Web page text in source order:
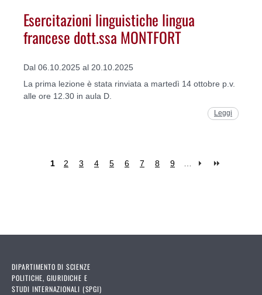
Esercitazioni linguistiche lingua
francese dott.ssa MONTFORT
Dal 06.10.2025 al 20.10.2025
La prima lezione è stata rinviata a martedì 14 ottobre p.v.
alle ore 12.30 in aula D.
Leggi
1 2 3 4 5 6 7 8 9
DIPARTIMENTO DI SCIENZE
POLITICHE, GIURIDICHE E
STUDI INTERNAZIONALI (SPGI)